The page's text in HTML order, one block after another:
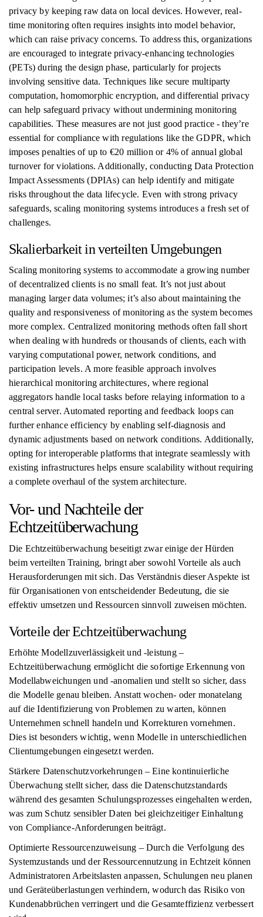
privacy by keeping raw data on local devices. However, real-
time monitoring often requires insights into model behavior,
which can raise privacy concerns. To address this, organizations
are encouraged to integrate privacy-enhancing technologies
(PETs) during the design phase, particularly for projects
involving sensitive data. Techniques like secure multiparty
computation, homomorphic encryption, and differential privacy
can help safeguard privacy without undermining monitoring
capabilities. These measures are not just good practice - they’re
essential for compliance with regulations like the GDPR, which
imposes penalties of up to €20 million or 4% of annual global
turnover for violations. Additionally, conducting Data Protection
Impact Assessments (DPIAs) can help identify and mitigate
risks throughout the data lifecycle. Even with strong privacy
safeguards, scaling monitoring systems introduces a fresh set of
challenges.
Skalierbarkeit in verteilten Umgebungen
Scaling monitoring systems to accommodate a growing number
of decentralized clients is no small feat. It’s not just about
managing larger data volumes; it’s also about maintaining the
quality and responsiveness of monitoring as the system becomes
more complex. Centralized monitoring methods often fall short
when dealing with hundreds or thousands of clients, each with
varying computational power, network conditions, and
participation levels. A more feasible approach involves
hierarchical monitoring architectures, where regional
aggregators handle local tasks before relaying information to a
central server. Automated reporting and feedback loops can
further enhance efficiency by enabling self-diagnosis and
dynamic adjustments based on network conditions. Additionally,
opting for interoperable platforms that integrate seamlessly with
existing infrastructures helps ensure scalability without requiring
a complete overhaul of the system architecture.
Vor- und Nachteile der
Echtzeitüberwachung
Die Echtzeitüberwachung beseitigt zwar einige der Hürden
beim verteilten Training, bringt aber sowohl Vorteile als auch
Herausforderungen mit sich. Das Verständnis dieser Aspekte ist
für Organisationen von entscheidender Bedeutung, die sie
effektiv umsetzen und Ressourcen sinnvoll zuweisen möchten.
Vorteile der Echtzeitüberwachung
Erhöhte Modellzuverlässigkeit und -leistung –
Echtzeitüberwachung ermöglicht die sofortige Erkennung von
Modellabweichungen und -anomalien und stellt so sicher, dass
die Modelle genau bleiben. Anstatt wochen- oder monatelang
auf die Identifizierung von Problemen zu warten, können
Unternehmen schnell handeln und Korrekturen vornehmen.
Dies ist besonders wichtig, wenn Modelle in unterschiedlichen
Clientumgebungen eingesetzt werden.
Stärkere Datenschutzvorkehrungen – Eine kontinuierliche
Überwachung stellt sicher, dass die Datenschutzstandards
während des gesamten Schulungsprozesses eingehalten werden,
was zum Schutz sensibler Daten bei gleichzeitiger Einhaltung
von Compliance-Anforderungen beiträgt.
Optimierte Ressourcenzuweisung – Durch die Verfolgung des
Systemzustands und der Ressourcennutzung in Echtzeit können
Administratoren Arbeitslasten anpassen, Schulungen neu planen
und Geräteüberlastungen verhindern, wodurch das Risiko von
Kundenabbrüchen verringert und die Gesamteffizienz verbessert